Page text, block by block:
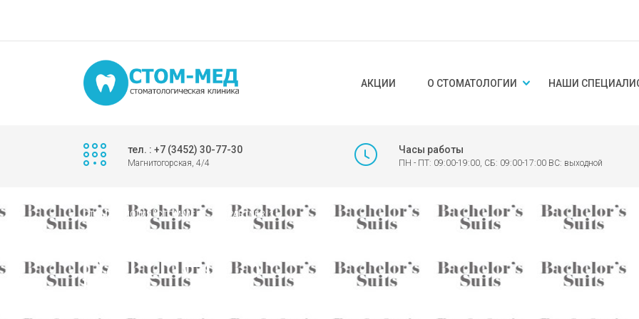
АКЦИИ О СТОМАТОЛОГИИ НАШИ
тел. : +7 (3452) 30-77-30
Магнитогорская, 4/4
Часы работы
ПН - ПТ: 09:00-19:00, СБ: 09:00-17:00 ВС: выходной
СТОМАТОЛОГИЯ "СТОМ-МЕД" > PARTNER_3
partner_3